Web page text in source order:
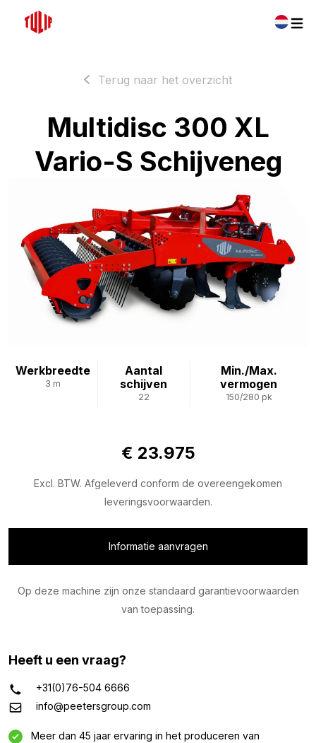
Terug naar het overzicht
Multidisc 300 XL
Vario-S Schijveneg
Werkbreedte
3 m
Aantal
schijven
22
Min./Max.
vermogen
150/280 pk
€ 23.975
Excl. BTW. Afgeleverd conform de overeengekomen
leveringsvoorwaarden.
Informatie aanvragen
Op deze machine zijn onze standaard garantievoorwaarden
van toepassing.
Heeft u een vraag?
+31(0)76-504 6666
info@peetersgroup.com
Meer dan 45 jaar ervaring in het produceren van